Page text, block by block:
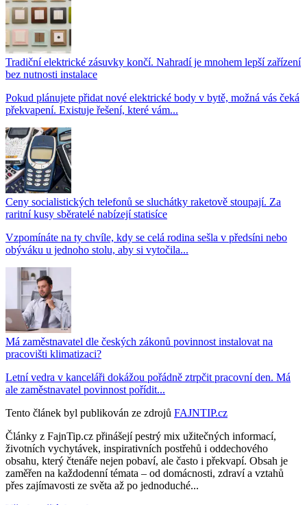
Tradiční elektrické zásuvky končí. Nahradí je mnohem lepší zařízení
bez nutnosti instalace
Pokud plánujete přidat nové elektrické body v bytě, možná vás čeká
překvapení. Existuje řešení, které vám...
Ceny socialistických telefonů se sluchátky raketově stoupají. Za
raritní kusy sběratelé nabízejí statisíce
Vzpomínáte na ty chvíle, kdy se celá rodina sešla v předsíni nebo
obýváku u jednoho stolu, aby si vytočila...
Má zaměstnavatel dle českých zákonů povinnost instalovat na
pracovišti klimatizaci?
Letní vedra v kanceláři dokážou pořádně ztrpčit pracovní den. Má
ale zaměstnavatel povinnost pořídit...
Tento článek byl publikován ze zdrojů FAJNTIP.cz
Články z FajnTip.cz přinášejí pestrý mix užitečných informací,
životních vychytávek, inspirativních postřehů i oddechového
obsahu, který čtenáře nejen pobaví, ale často i překvapí. Obsah je
zaměřen na každodenní témata – od domácnosti, zdraví a vztahů
přes zajímavosti ze světa až po jednoduché...